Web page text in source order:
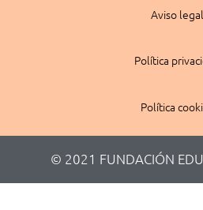
Aviso legal
Política
Política
© 2021 FUNDACIÓN